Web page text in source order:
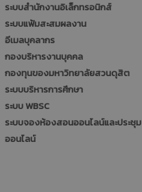
ระบบสำนักงานอิเล็กทรอนิกส์
ระบบแฟ้มสะสมผลงาน
อีเมลบุคลากร
กองบริหารงานบุคคล
กองทุนของมหาวิทยาลัยสวนดุสิต
ระบบบริหารการศึกษา
ระบบ WBSC
ระบบจองห้องสอนออนไลน์และประชุม
ออนไลน์